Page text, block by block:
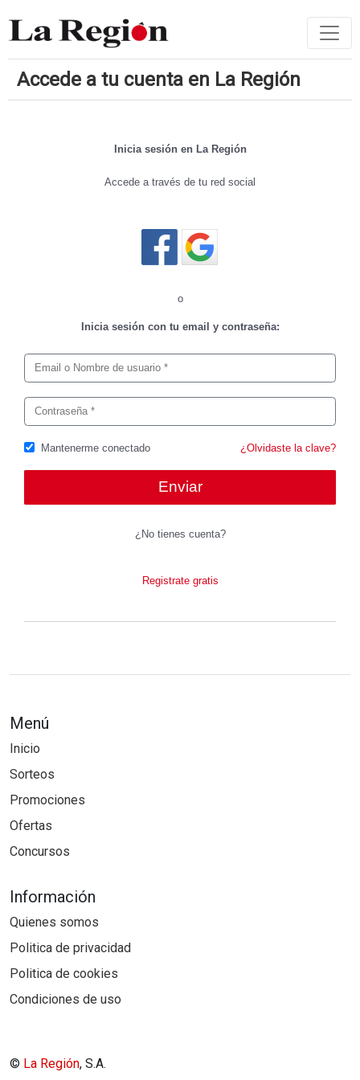
Accede a tu cuenta en La Región
Inicia sesión en La Región
Accede a través de tu red social
Cerrar sesión
o
Inicia sesión con tu email y contraseña:
¿Olvidaste la clave?
Mantenerme conectado
¿No tienes cuenta?
Registrate gratis
Menú
Inicio
Sorteos
Promociones
Ofertas
Concursos
Información
Quienes somos
Politica de privacidad
Politica de cookies
Condiciones de uso
© La Región, S.A.